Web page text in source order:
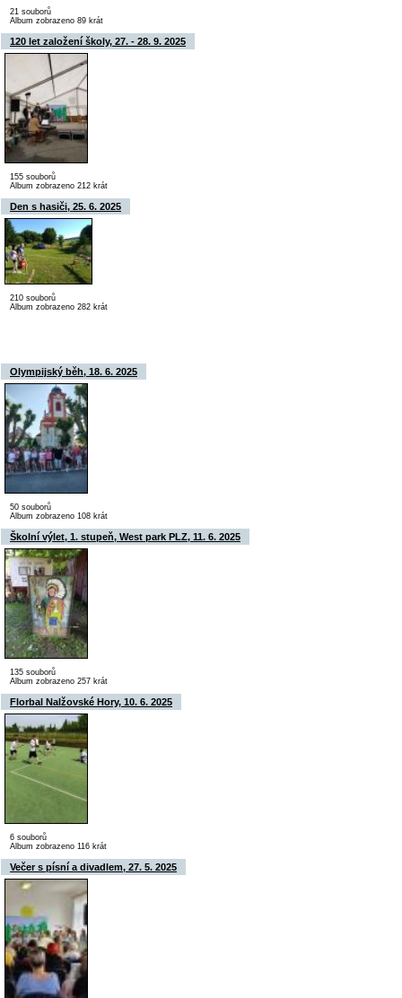
21 souborů
Album zobrazeno 89 krát
120 let založení školy, 27. - 28. 9. 2025
155 souborů
Album zobrazeno 212 krát
Den s hasiči, 25. 6. 2025
210 souborů
Album zobrazeno 282 krát
Olympijský běh, 18. 6. 2025
50 souborů
Album zobrazeno 108 krát
Školní výlet, 1. stupeň, West park PLZ, 11. 6. 2025
135 souborů
Album zobrazeno 257 krát
Florbal Nalžovské Hory, 10. 6. 2025
6 souborů
Album zobrazeno 116 krát
Večer s písní a divadlem, 27. 5. 2025